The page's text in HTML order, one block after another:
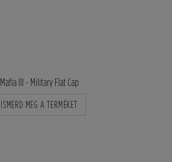
Mafia III - Military Flat Cap
ISMERD MEG A TERMÉKET